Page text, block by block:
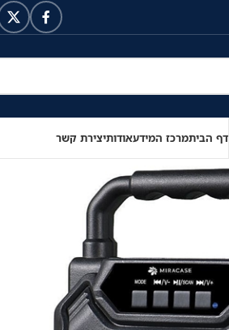
דף הביתמרכז המידעאודותיצירת קשר